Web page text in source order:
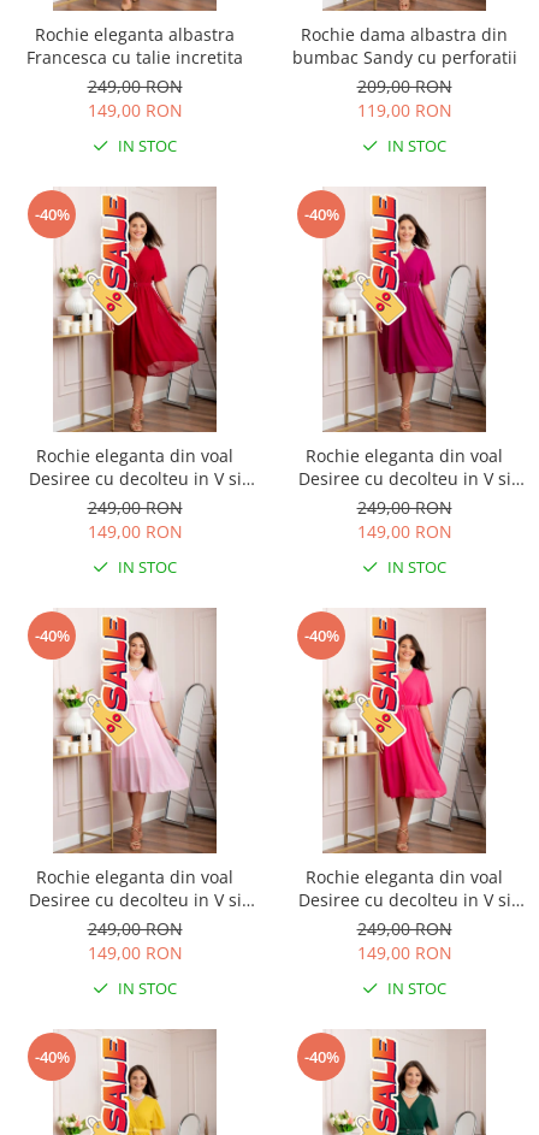
Rochie eleganta albastra
Francesca cu talie incretita
249,00 RON
149,00 RON
IN STOC
Rochie dama albastra din
bumbac Sandy cu perforatii
209,00 RON
119,00 RON
IN STOC
-40%
Rochie eleganta din voal
Desiree cu decolteu in V si
curea - Grena
249,00 RON
149,00 RON
IN STOC
-40%
Rochie eleganta din voal
Desiree cu decolteu in V si
curea - Fuchsia
249,00 RON
149,00 RON
IN STOC
-40%
Rochie eleganta din voal
Desiree cu decolteu in V si
curea - Roz pastel
249,00 RON
149,00 RON
IN STOC
-40%
Rochie eleganta din voal
Desiree cu decolteu in V si
curea - Ciclam
249,00 RON
149,00 RON
IN STOC
-40% -40%